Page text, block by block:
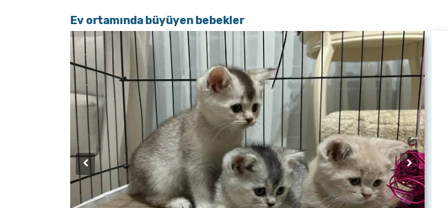
Ev ortamında büyüyen bebekler